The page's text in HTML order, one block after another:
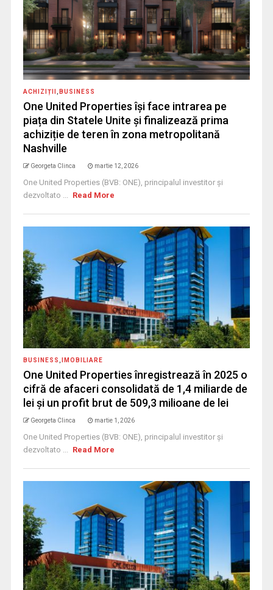
ACHIZIȚII BUSINESS
One United Properties își face intrarea pe
piața din Statele Unite și finalizează prima
achiziție de teren în zona metropolitană
Nashville
Georgeta Clinca martie 12, 2026
One United Properties (BVB: ONE), principalul investitor și
dezvoltato ... Read More
BUSINESS IMOBILIARE
One United Properties înregistrează în 2025 o
cifră de afaceri consolidată de 1,4 miliarde de
lei și un profit brut de 509,3 milioane de lei
Georgeta Clinca martie 1, 2026
One United Properties (BVB: ONE), principalul investitor și
dezvoltato ... Read More